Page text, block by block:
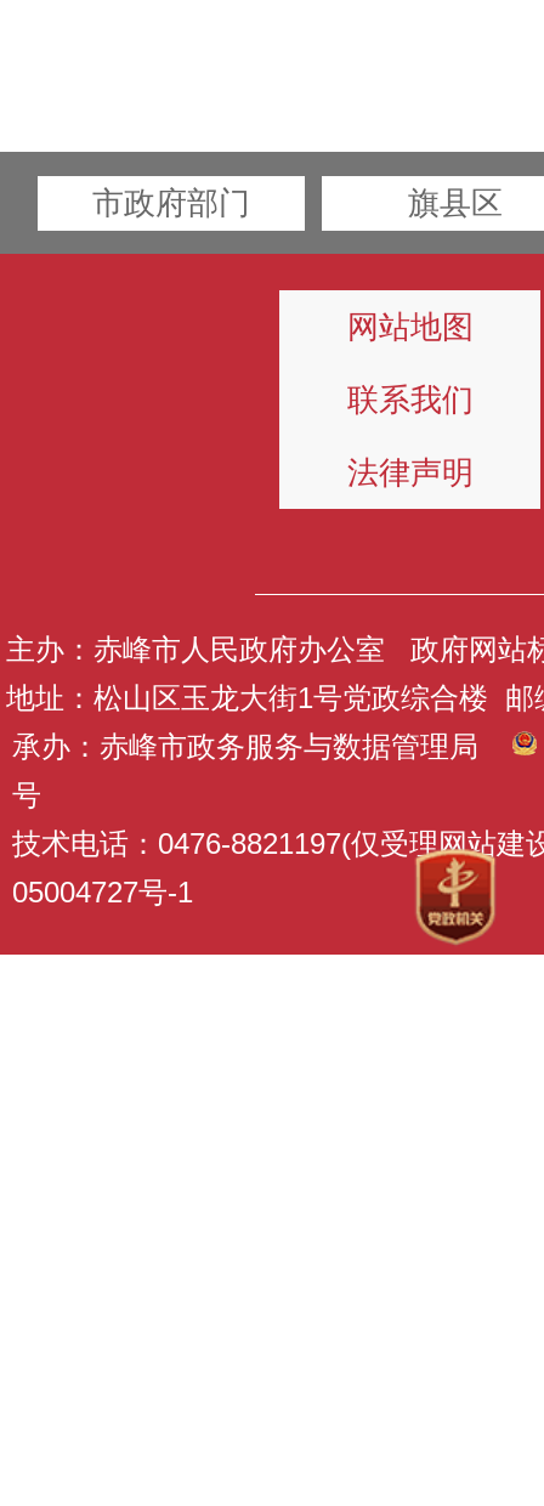
市政府部门 旗县区
网站地图
联系我们
法律声明
主办：赤峰市人民政府办公室 政府网站
地址：松山区玉龙大街1号党政综合楼 邮
承办：赤峰市政务服务与数据管理局
号
技术电话：0476-8821197(仅受理网站建
05004727号-1